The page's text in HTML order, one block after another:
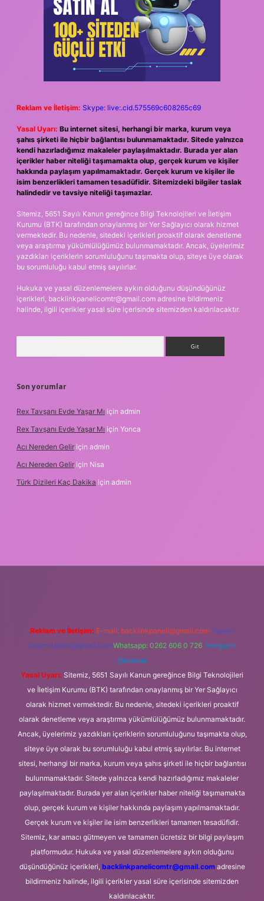
Reklam ve İletişim: Skype: live:.cid.575569c608265c69
Yasal Uyarı: Bu internet sitesi, herhangi bir marka, kurum veya
şahıs şirketi ile hiçbir bağlantısı bulunmamaktadır. Sitede yalnızca
kendi hazırladığımız makaleler paylaşılmaktadır. Burada yer alan
içerikler haber niteliği taşımamakta olup, gerçek kurum ve kişiler
hakkında paylaşım yapılmamaktadır. Gerçek kurum ve kişiler ile
isim benzerlikleri tamamen tesadüfidir. Sitemizdeki bilgiler taslak
halindedir ve tavsiye niteliği taşımazlar.
Sitemiz, 5651 Sayılı Kanun gereğince Bilgi Teknolojileri ve İletişim
Kurumu (BTK) tarafından onaylanmış bir Yer Sağlayıcı olarak hizmet
vermektedir. Bu nedenle, sitedeki içerikleri proaktif olarak denetleme
veya araştırma yükümlülüğümüz bulunmamaktadır. Ancak, üyelerimiz
yazdıkları içeriklerin sorumluluğunu taşımakta olup, siteye üye olarak
bu sorumluluğu kabul etmiş sayılırlar.
Hukuka ve yasal düzenlemelere aykırı olduğunu düşündüğünüz
içerikleri, backlinkpanelicomtr@gmail.com adresine bildirmeniz
halinde, ilgili içerikler yasal süre içerisinde sitemizden kaldırılacaktır.
Son yorumlar
Rex Tavşanı Evde Yaşar Mı için admin
Rex Tavşanı Evde Yaşar Mı için Yonca
Acı Nereden Gelir için admin
Acı Nereden Gelir için Nisa
Türk Dizileri Kaç Dakika için admin
Reklam ve İletişim: E-mail: backlinkpaneli@gmail.com Teams:
forumhizmeti@gmail.com Whatsapp: 0262 606 0 726 Telegram:
@karabul
Yasal Uyarı: Sitemiz, 5651 Sayılı Kanun gereğince Bilgi Teknolojileri
ve İletişim Kurumu (BTK) tarafından onaylanmış bir Yer Sağlayıcı
olarak hizmet vermektedir. Bu nedenle, sitedeki içerikleri proaktif
olarak denetleme veya araştırma yükümlülüğümüz bulunmamaktadır.
Ancak, üyelerimiz yazdıkları içeriklerin sorumluluğunu taşımakta olup,
siteye üye olarak bu sorumluluğu kabul etmiş sayılırlar. Bu internet
sitesi, herhangi bir marka, kurum veya şahıs şirketi ile hiçbir bağlantısı
bulunmamaktadır. Sitede yalnızca kendi hazırladığımız makaleler
paylaşılmaktadır. Burada yer alan içerikler haber niteliği taşımamakta
olup, gerçek kurum ve kişiler hakkında paylaşım yapılmamaktadır.
Gerçek kurum ve kişiler ile isim benzerlikleri tamamen tesadüfidir.
Sitemiz, kar amacı gütmeyen ve tamamen ücretsiz bir bilgi paylaşım
platformudur. Hukuka ve yasal düzenlemelere aykırı olduğunu
düşündüğünüz içerikleri, backlinkpanelicomtr@gmail.comadresine
bildirmeniz halinde, ilgili içerikler yasal süre içerisinde sitemizden
kaldırılacaktır.